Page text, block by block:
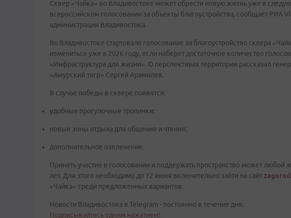
Сквер «Чайка» во Владивостоке может обрести новую жизнь уже в
всероссийском голосовании за объекты благоустройства, сообщает РИА
администрации Владивостока.
Во Владивостоке стартовало голосование за благоустройство сквера
измениться уже в 2026 году, если наберет достаточное количество
«Инфраструктура для жизни». О перспективах территории рассказал
«Амурский тигр» Сергей Арамилев.
В случае победы в сквере появятся:
удобные прогулочные тропинки;
новые зоны отдыха для общения и чтения;
дополнительное озеленение.
Принять участие в голосовании и поддержать пространство может любой
лет. Для этого необходимо до 12 июня включительно зайти на сайт
«Чайка» среди предложенных вариантов.
Новости Владивостока в Telegram - постоянно в течение дня.
Подписывайтесь одним нажатием!